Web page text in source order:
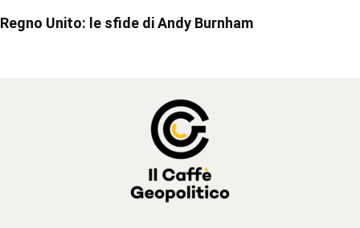
Regno Unito: le sfide di Andy Burnham